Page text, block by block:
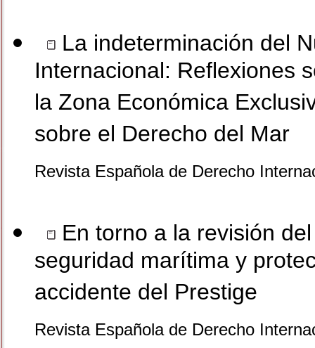
La indeterminación del
Internacional: Reflexiones
la Zona Económica
sobre el Derecho del Mar
Revista Española de Derecho
En torno a la revisión
seguridad marítima y
accidente del Prestige
Revista Española de Derecho